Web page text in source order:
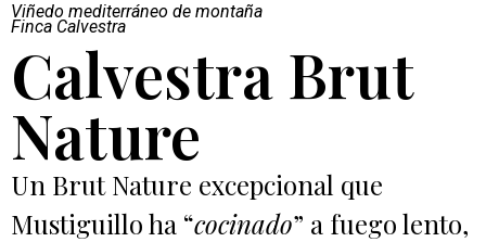
Viñedo mediterráneo de montaña
Finca Calvestra
Calvestra Brut
Nature
Un Brut Nature excepcional que
Mustiguillo ha “cocinado” a fuego lento,